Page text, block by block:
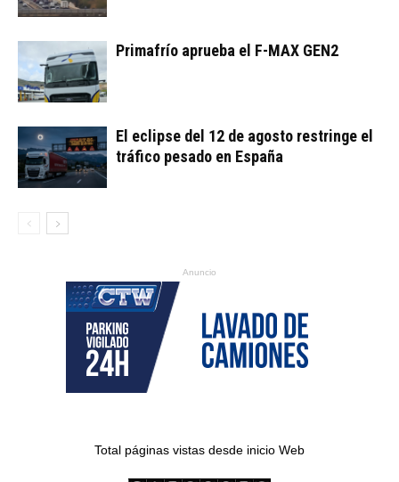
Primafrío aprueba el F-MAX GEN2
El eclipse del 12 de agosto restringe el
tráfico pesado en España
Anuncio
Total páginas vistas desde inicio Web